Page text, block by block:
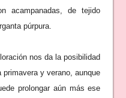
acampanadas, de tejido
púrpura.
nos da la posibilidad
y verano, aunque
prolongar aún más ese